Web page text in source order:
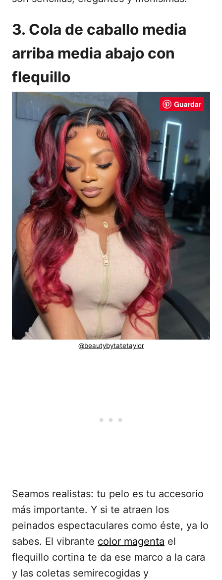
3. Cola de caballo media
arriba media abajo con
flequillo
Guardar
@beautybytatetaylor
Seamos realistas: tu pelo es tu accesorio
más importante. Y si te atraen los
peinados espectaculares como éste, ya lo
sabes. El vibrante color magenta el
flequillo cortina te da ese marco a la cara
y las coletas semirecogidas y